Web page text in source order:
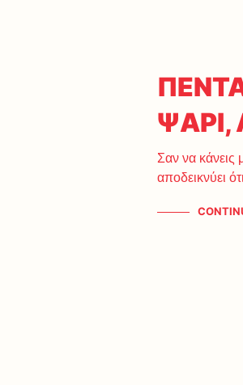
Σαν να κάνεις
αποδεικνύει